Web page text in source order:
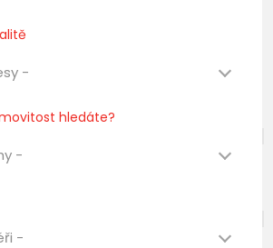
-
hledáte?
-
-